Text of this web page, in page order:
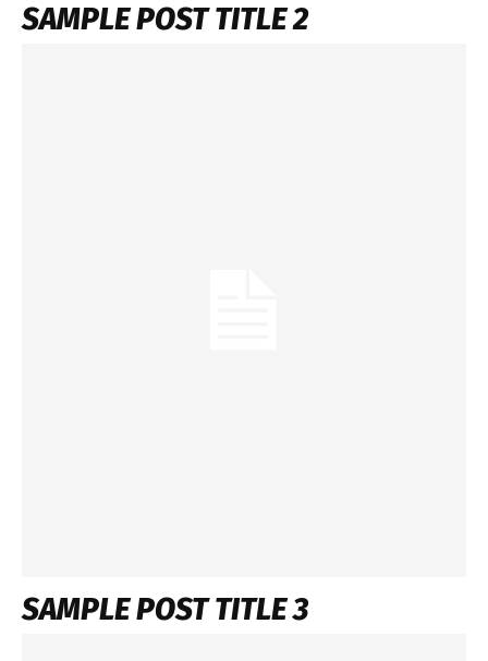
SAMPLE POST TITLE 2
SAMPLE POST TITLE 3